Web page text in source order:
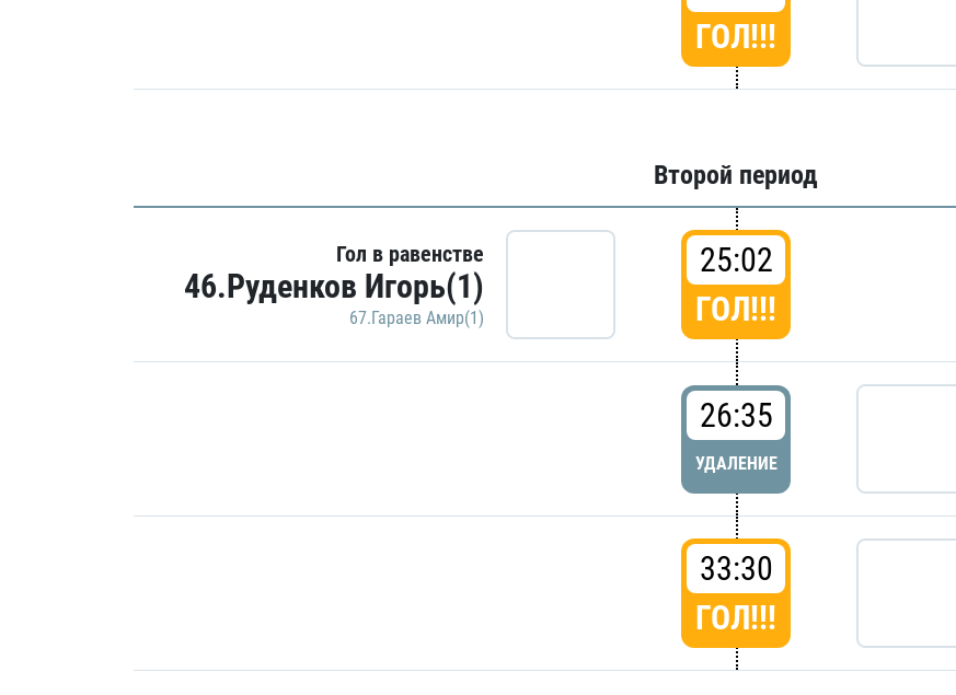
ГОЛ!!!
Второй период
Гол в равенстве
46.Руденков Игорь(1)
67.Гараев Амир(1)
25:02
ГОЛ!!!
26:35
УДАЛЕНИЕ
33:30
ГОЛ!!!